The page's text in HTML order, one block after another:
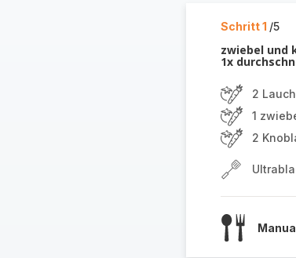
Schritt 1 /5
zwiebel und
1x
2
1
2